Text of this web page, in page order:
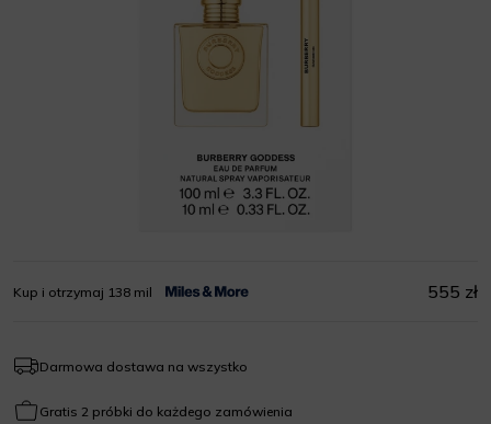
Kup i otrzymaj 138 mil 555 zł
Darmowa dostawa na wszystko
Gratis 2 próbki do każdego zamówienia